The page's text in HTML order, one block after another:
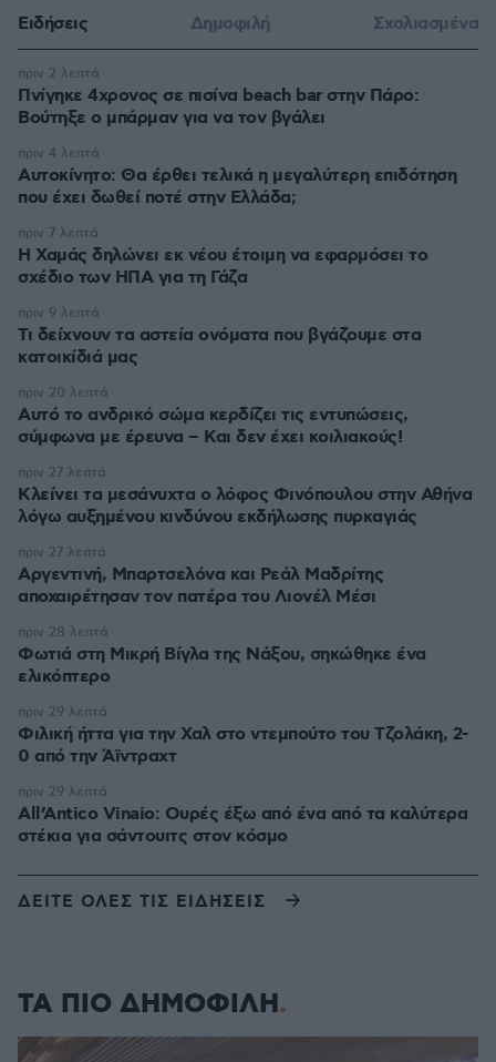
Ειδήσεις Δημοφιλή Σχολιασμένα
Πνίγηκε 4χρονος σε πισίνα beach bar στην Πάρο:
Βούτηξε ο μπάρμαν για να τον βγάλει
πριν 2 λεπτά
Αυτοκίνητο: Θα έρθει τελικά η μεγαλύτερη επιδότηση
που έχει δωθεί ποτέ στην Ελλάδα;
πριν 4 λεπτά
Η Χαμάς δηλώνει εκ νέου έτοιμη να εφαρμόσει το
σχέδιο των ΗΠΑ για τη Γάζα
πριν 7 λεπτά
Τι δείχνουν τα αστεία ονόματα που βγάζουμε στα
κατοικίδιά μας
πριν 9 λεπτά
Αυτό το ανδρικό σώμα κερδίζει τις εντυπώσεις,
σύμφωνα με έρευνα – Και δεν έχει κοιλιακούς!
πριν 20 λεπτά
Κλείνει τα μεσάνυχτα ο λόφος Φινόπουλου στην Αθήνα
λόγω αυξημένου κινδύνου εκδήλωσης πυρκαγιάς
πριν 27 λεπτά
Αργεντινή, Μπαρτσελόνα και Ρεάλ Μαδρίτης
αποχαιρέτησαν τον πατέρα του Λιονέλ Μέσι
πριν 27 λεπτά
Φωτιά στη Μικρή Βίγλα της Νάξου, σηκώθηκε ένα
ελικόπτερο
πριν 28 λεπτά
Φιλική ήττα για την Χαλ στο ντεμπούτο του Τζολάκη, 2-
0 από την Άϊντραχτ
πριν 29 λεπτά
All’Antico Vinaio: Ουρές έξω από ένα από τα καλύτερα
στέκια για σάντουιτς στον κόσμο
πριν 29 λεπτά
ΔΕΙΤΕ ΟΛΕΣ ΤΙΣ ΕΙΔΗΣΕΙΣ
ΤΑ ΠΙΟ ΔΗΜΟΦΙΛΗ